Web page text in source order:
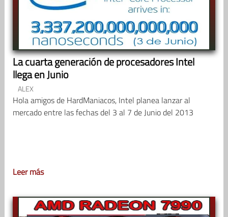
La cuarta generación de procesadores Intel
llega en Junio
ALEX
Hola amigos de HardManiacos, Intel planea lanzar al
mercado entre las fechas del 3 al 7 de Junio del 2013
Leer más